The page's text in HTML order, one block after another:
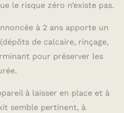
le risque zéro n’existe pas.
à 2 ans apporte un
de calcaire, rinçage,
pour préserver les
à laisser en place et à
semble pertinent, à